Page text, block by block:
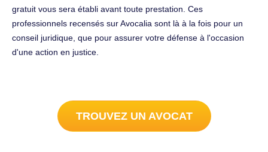
gratuit vous sera établi avant toute prestation. Ces
professionnels recensés sur Avocalia sont là à la fois pour un
conseil juridique, que pour assurer votre défense à l'occasion
d'une action en justice.
TROUVEZ UN AVOCAT